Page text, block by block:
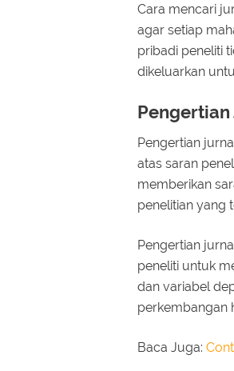
Cara mencari
agar setiap
pribadi peneliti
dikeluarkan
Pengertian
atas saran
memberikan
penelitian yang
Pengertian
peneliti untuk
dan variabel
perkembangan
Baca Juga: